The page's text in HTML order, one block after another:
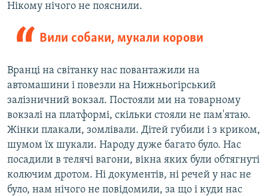
Нікому нічого не пояснили.
Вили собаки, мукали корови
Вранці на світанку нас повантажили на
автомашини і повезли на Нижньогірський
залізничний вокзал. Постояли ми на товарному
вокзалі на платформі, скільки стояли не пам'ятаю.
Жінки плакали, зомлівали. Дітей губили і з криком,
шумом їх шукали. Народу дуже багато було. Нас
посадили в телячі вагони, вікна яких були обтягнуті
колючим дротом. Ні документів, ні речей у нас не
було, нам нічого не повідомили, за що і куди нас